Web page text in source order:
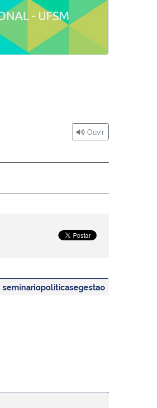
Ouvir
seminariopoliticasegestao